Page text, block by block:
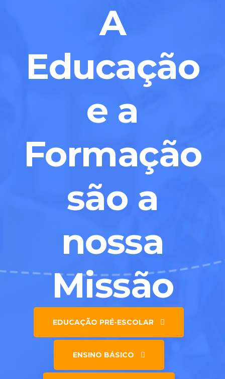
A
Educação
e a
Formação
são a
nossa
Missão
EDUCAÇÃO PRÉ-ESCOLAR
ENSINO BÁSICO